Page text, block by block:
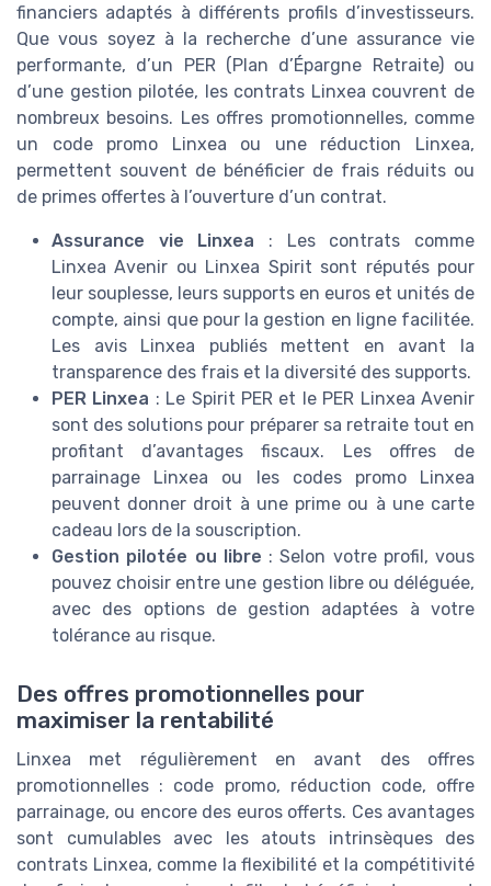
financiers adaptés à différents profils d’investisseurs.
Que vous soyez à la recherche d’une assurance vie
performante, d’un PER (Plan d’Épargne Retraite) ou
d’une gestion pilotée, les contrats Linxea couvrent de
nombreux besoins. Les offres promotionnelles, comme
un code promo Linxea ou une réduction Linxea,
permettent souvent de bénéficier de frais réduits ou
de primes offertes à l’ouverture d’un contrat.
Assurance vie Linxea : Les contrats comme
Linxea Avenir ou Linxea Spirit sont réputés pour
leur souplesse, leurs supports en euros et unités de
compte, ainsi que pour la gestion en ligne facilitée.
Les avis Linxea publiés mettent en avant la
transparence des frais et la diversité des supports.
PER Linxea : Le Spirit PER et le PER Linxea Avenir
sont des solutions pour préparer sa retraite tout en
profitant d’avantages fiscaux. Les offres de
parrainage Linxea ou les codes promo Linxea
peuvent donner droit à une prime ou à une carte
cadeau lors de la souscription.
Gestion pilotée ou libre : Selon votre profil, vous
pouvez choisir entre une gestion libre ou déléguée,
avec des options de gestion adaptées à votre
tolérance au risque.
Des offres promotionnelles pour
maximiser la rentabilité
Linxea met régulièrement en avant des offres
promotionnelles : code promo, réduction code, offre
parrainage, ou encore des euros offerts. Ces avantages
sont cumulables avec les atouts intrinsèques des
contrats Linxea, comme la flexibilité et la compétitivité